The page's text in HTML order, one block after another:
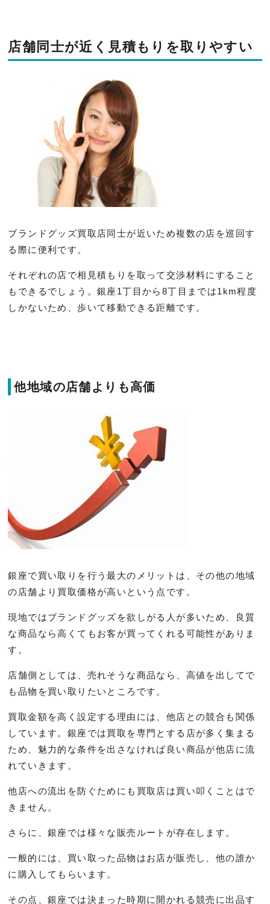
店舗同士が近く見積もりを取りやすい
ブランドグッズ買取店同士が近いため複数の店を巡回す
る際に便利です。
それぞれの店で相見積もりを取って交渉材料にすること
もできるでしょう。銀座1丁目から8丁目までは1km程度
しかないため、歩いて移動できる距離です。
他地域の店舗よりも高価
銀座で買い取りを行う最大のメリットは、その他の地域
の店舗より買取価格が高いという点です。
現地ではブランドグッズを欲しがる人が多いため、良質
な商品なら高くてもお客が買ってくれる可能性がありま
す。
店舗側としては、売れそうな商品なら、高値を出してで
も品物を買い取りたいところです。
買取金額を高く設定する理由には、他店との競合も関係
しています。銀座では買取を専門とする店が多く集まる
ため、魅力的な条件を出さなければ良い商品が他店に流
れていきます。
他店への流出を防ぐためにも買取店は買い叩くことはで
きません。
さらに、銀座では様々な販売ルートが存在します。
一般的には、買い取った品物はお店が販売し、他の誰か
に購入してもらいます。
その点、銀座では決まった時期に開かれる競売に出品す